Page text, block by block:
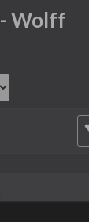
Wolff